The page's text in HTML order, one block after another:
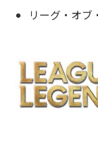
リーグ・オブ